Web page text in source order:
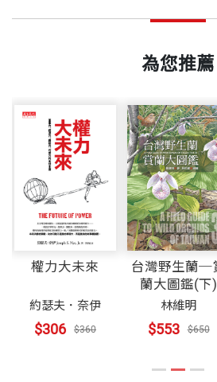
被送往奧許維茲集中營，後又轉
九五三年起定居布達佩斯，成
說、散文與戲劇寫作，並翻譯尼
史坦等作家之著作，以致作品也
響。 身陷集中營一年的經驗，
心。他最膾炙人口的作品為「非
先是他傾十四年之力完稿，於一
部小說《非關命運》，第二部為
《給出世的孩子做安息禱告》
翻譯為英、法、德、俄、西班牙
出版日期 2014/07/
出版社 天下文化
裝幀 套書不分
14.8x21cm
為您推薦
權力大未來
約瑟夫．奈伊
$306 $360
台灣野生蘭─
蘭大圖鑑(下)
林維明
$553 $650